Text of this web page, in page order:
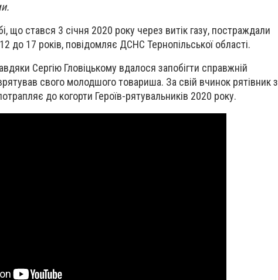
що стався 3 січня 2020 року через витік газу, постраждали
до 17 років, повідомляє ДСНС Тернопільської області.
Сергію Гловіцькому вдалося запобігти справжній
свого молодшого товариша. За свій вчинок рятівник з
до когорти Героїв-рятувальників 2020 року.